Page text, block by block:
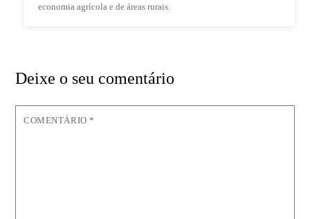
economia agrícola e de áreas rurais.
Deixe o seu comentário
COMENTÁRIO*